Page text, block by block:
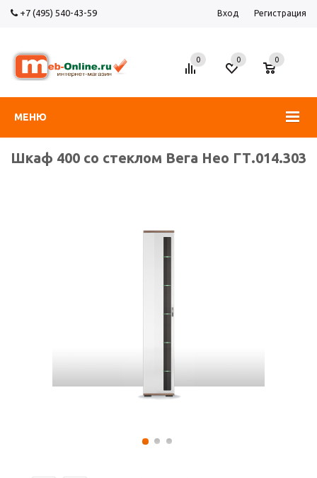
+7 (495) 540-43-59 Вход Регистрация
МЕНЮ
0 0
0
Шкаф 400 со стеклом Вега Нео ГТ.014.303